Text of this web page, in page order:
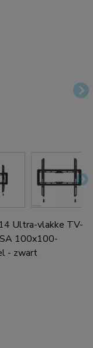
Ultra-vlakke TV-
100x100-
- zwart